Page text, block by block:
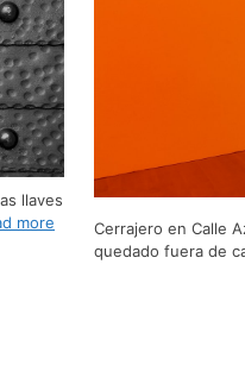
llaves
more
Cerrajero en Calle
quedado fuera de